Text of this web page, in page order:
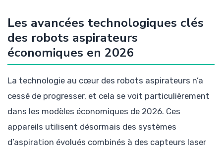
Les avancées technologiques clés
des robots aspirateurs
économiques en 2026
La technologie au cœur des robots aspirateurs n’a
cessé de progresser, et cela se voit particulièrement
dans les modèles économiques de 2026. Ces
appareils utilisent désormais des systèmes
d’aspiration évolués combinés à des capteurs laser